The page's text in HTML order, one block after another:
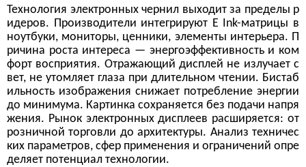
Технология электронных чернил выходит за пределы р
идеров. Производители интегрируют E Ink-матрицы в
ноутбуки, мониторы, ценники, элементы интерьера. П
ричина роста интереса — энергоэффективность и ком
форт восприятия. Отражающий дисплей не излучает с
вет, не утомляет глаза при длительном чтении. Бистаб
ильность изображения снижает потребление энергии
до минимума. Картинка сохраняется без подачи напря
жения. Рынок электронных дисплеев расширяется: от
розничной торговли до архитектуры. Анализ техничес
ких параметров, сфер применения и ограничений опре
деляет потенциал технологии.